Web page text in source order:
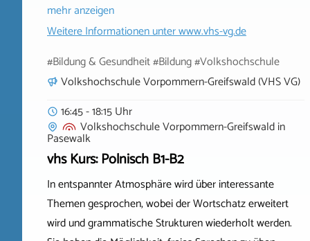
mehr anzeigen
Weitere Informationen unterwww.vhs-vg.de
#Bildung & Gesundheit #Bildung #Volkshochschule
Volkshochschule Vorpommern-Greifswald (VHS VG)
16:45 - 18:15 Uhr
Volkshochschule Vorpommern-Greifswaldin
Pasewalk
vhs Kurs: Polnisch B1-B2
In entspannter Atmosphäre wird über interessante
Themen gesprochen, wobei der Wortschatz erweitert
wird und grammatische Strukturen wiederholt werden.